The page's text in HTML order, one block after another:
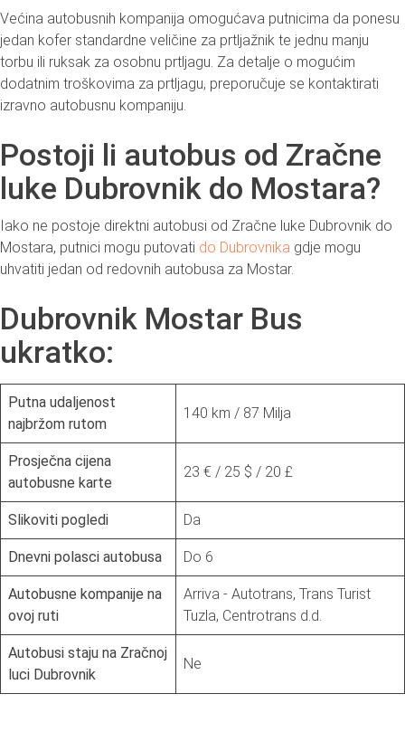
Većina autobusnih kompanija omogućava putnicima da ponesu
jedan kofer standardne veličine za prtljažnik te jednu manju
torbu ili ruksak za osobnu prtljagu. Za detalje o mogućim
dodatnim troškovima za prtljagu, preporučuje se kontaktirati
izravno autobusnu kompaniju.
Postoji li autobus od Zračne
luke Dubrovnik do Mostara?
Iako ne postoje direktni autobusi od Zračne luke Dubrovnik do
Mostara, putnici mogu putovati do Dubrovnika gdje mogu
uhvatiti jedan od redovnih autobusa za Mostar.
Dubrovnik Mostar Bus
ukratko:
Putna udaljenost
najbržom rutom
140 km / 87 Milja
Prosječna cijena
autobusne karte
23 € / 25 $ / 20 £
Slikoviti pogledi Da
Dnevni polasci autobusa Do 6
Autobusne kompanije na
ovoj ruti
Arriva - Autotrans, Trans Turist
Tuzla, Centrotrans d.d.
Autobusi staju na Zračnoj
luci Dubrovnik
Ne